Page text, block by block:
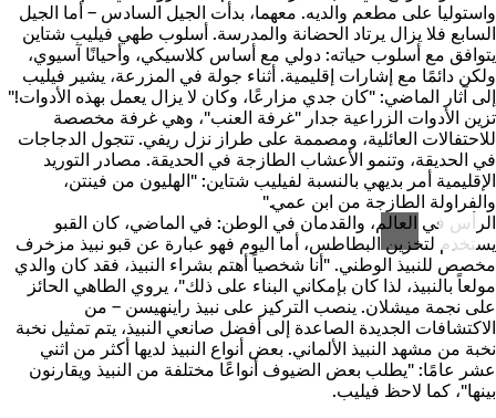
واستوليا على مطعم والديه. معهما، بدأت الجيل السادس – أما الجيل
السابع فلا يزال يرتاد الحضانة والمدرسة. أسلوب طهي فيليب شتاين
يتوافق مع أسلوب حياته: دولي مع أساس كلاسيكي، وأحيانًا آسيوي،
ولكن دائمًا مع إشارات إقليمية. أثناء جولة في المزرعة، يشير فيليب
إلى آثار الماضي: "كان جدي مزارعًا، وكان لا يزال يعمل بهذه الأدوات!"
تزين الأدوات الزراعية جدار "غرفة العنب"، وهي غرفة مخصصة
للاحتفالات العائلية، ومصممة على طراز نزل ريفي. تتجول الدجاجات
في الحديقة، وتنمو الأعشاب الطازجة في الحديقة. مصادر التوريد
الإقليمية أمر بديهي بالنسبة لفيليب شتاين: "الهليون من فينتن،
والفراولة الطازجة من ابن عمي."
الرأس في العالم، والقدمان في الوطن: في الماضي، كان القبو
يستخدم لتخزين البطاطس، أما اليوم فهو عبارة عن قبو نبيذ مزخرف
مخصص للنبيذ الوطني. "أنا شخصياً أهتم بشراء النبيذ، فقد كان والدي
مولعاً بالنبيذ، لذا كان بإمكاني البناء على ذلك"، يروي الطاهي الحائز
على نجمة ميشلان. ينصب التركيز على نبيذ راينهيسن – من
الاكتشافات الجديدة الصاعدة إلى أفضل صانعي النبيذ، يتم تمثيل نخبة
نخبة من مشهد النبيذ الألماني. بعض أنواع النبيذ لديها أكثر من اثني
عشر عامًا: "يطلب بعض الضيوف أنواعًا مختلفة من النبيذ ويقارنون
بينها"، كما لاحظ فيليب.